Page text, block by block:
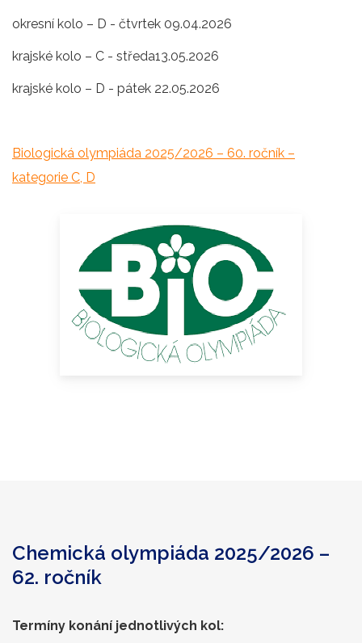
okresní kolo – D - čtvrtek 09.04.2026
krajské kolo – C - středa13.05.2026
krajské kolo – D - pátek 22.05.2026
Biologická olympiáda 2025/2026 – 60. ročník –
kategorie C, D
Chemická olympiáda 2025/2026 –
62. ročník
Termíny konání jednotlivých kol: